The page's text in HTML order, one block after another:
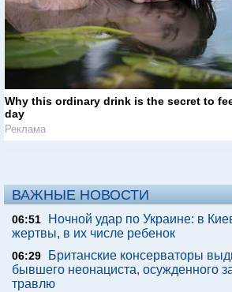
Why this ordinary drink is the secret to
day
Реклама
ВАЖНЫЕ НОВОСТИ
06:51
Ночной удар по Украине: в
жертвы, в их числе ребенок
06:29
Британские консерваторы
бывшего неонациста, осужденного
травлю